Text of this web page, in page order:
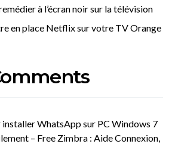
à l’écran noir sur la télévision
en place Netflix sur votre TV Orange
WhatsApp sur PC Windows 7
– Free Zimbra : Aide Connexion,